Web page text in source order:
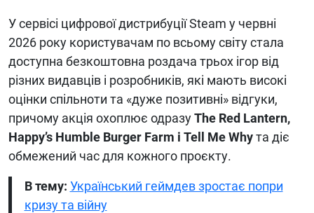
У сервісі цифрової дистрибуції Steam у червні
2026 року користувачам по всьому світу стала
доступна безкоштовна роздача трьох ігор від
різних видавців і розробників, які мають високі
оцінки спільноти та «дуже позитивні» відгуки,
причому акція охоплює одразуThe Red Lantern,
Happy’s Humble Burger Farm і Tell Me Whyта діє
обмежений час для кожного проєкту.
В тему: Український геймдев зростає попри
кризу та війну